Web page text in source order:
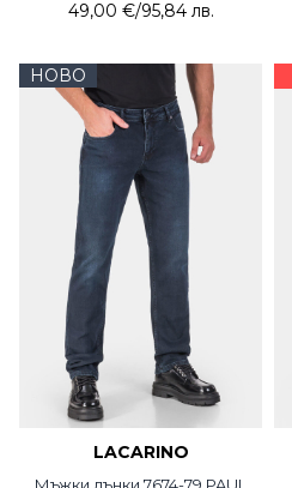
49,00 €/95,84 лв.
НОВО
LACARINO